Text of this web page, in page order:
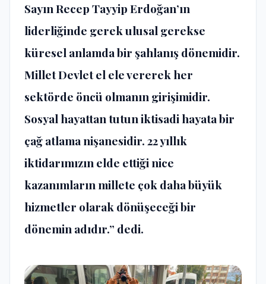
Sayın Recep Tayyip Erdoğan’ın
liderliğinde gerek ulusal gerekse
küresel anlamda bir şahlanış dönemidir.
Millet Devlet el ele vererek her
sektörde öncü olmanın girişimidir.
Sosyal hayattan tutun iktisadi hayata bir
çağ atlama nişanesidir. 22 yıllık
iktidarımızın elde ettiği nice
kazanımların millete çok daha büyük
hizmetler olarak dönüşeceği bir
dönemin adıdır.” dedi.